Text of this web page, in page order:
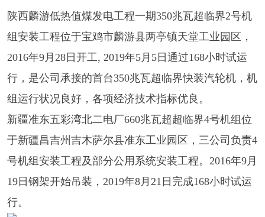
陕西麟游低热值煤发电工程一期350兆瓦超临界2号机
组安装工程位于宝鸡市麟游县两亭镇天堂工业园区，
2016年9月28日开工, 2019年5月5日通过168小时试运
行，是公司承接的首台350兆瓦超临界快装汽轮机，机
组运行状况良好，各项经济技术指标优良。
新疆准东五彩湾北二电厂660兆瓦超超临界4号机组位
于新疆昌吉州吉木萨尔县准东工业园区，三公司负责4
号机组安装工程及部分公用系统安装工程。2016年9月
19日钢架开始吊装，2019年8月21日完成168小时试运
行。